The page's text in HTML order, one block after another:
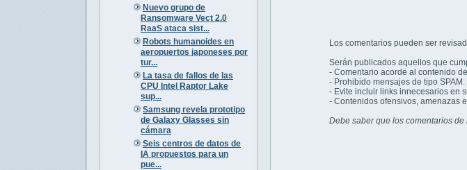
Nuevo grupo de
Ransomware Vect 2.0
RaaS ataca sist...
Robots humanoides en
aeropuertos japoneses por
tur...
La tasa de fallos de las
CPU Intel Raptor Lake
sup...
Samsung revela prototipo
de Galaxy Glasses sin
cámara
Seis centros de datos de
IA propuestos para un
pue...
Los comentarios pueden ser
Serán publicados aquellos que
- Comentario acorde al contenido
- Prohibido mensajes de tipo SPAM.
- Evite incluir links innecesarios en
- Contenidos ofensivos, amenazas
Debe saber que los comentarios